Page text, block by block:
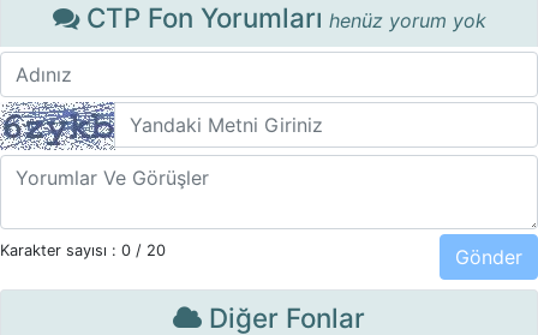
CTP Fon Yorumları henüz yorum yok
Karakter sayısı : 0 / 20
Diğer Fonlar